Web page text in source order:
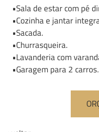
•Sala de estar com pé
•Cozinha e jantar
•Sacada.
•Churrasqueira.
•Lavanderia com
•Garagem para 2 carros.